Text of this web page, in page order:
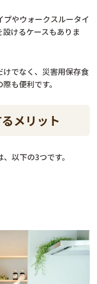
やウォークスルータイ
けるケースもありま
けでなく、災害用保存食
も便利です。
メリット
以下の3つです。